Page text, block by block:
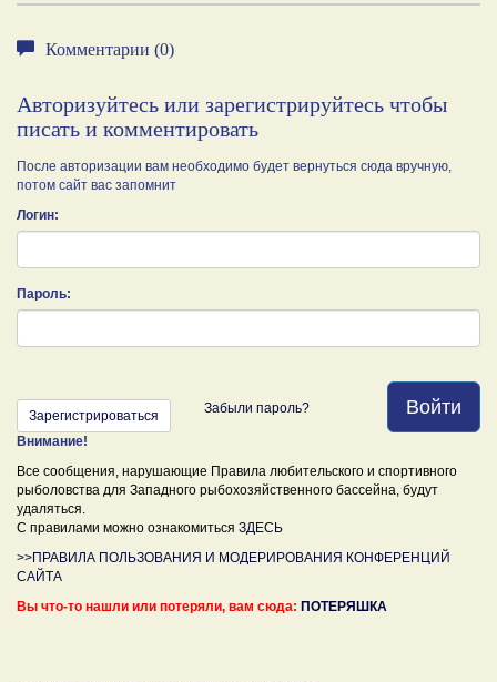
Комментарии (0)
Авторизуйтесь или зарегистрируйтесь чтобы
писать и комментировать
После авторизации вам необходимо будет вернуться сюда вручную,
потом сайт вас запомнит
Логин:
Пароль:
Войти
Зарегистрироваться Забыли пароль?
Внимание!
Все сообщения, нарушающие Правила любительского и спортивного
рыболовства для Западного рыбохозяйственного бассейна, будут
удаляться.
С правилами можно ознакомиться ЗДЕСЬ
>>ПРАВИЛА ПОЛЬЗОВАНИЯ И МОДЕРИРОВАНИЯ КОНФЕРЕНЦИЙ
САЙТА
Вы что-то нашли или потеряли, вам сюда: ПОТЕРЯШКА